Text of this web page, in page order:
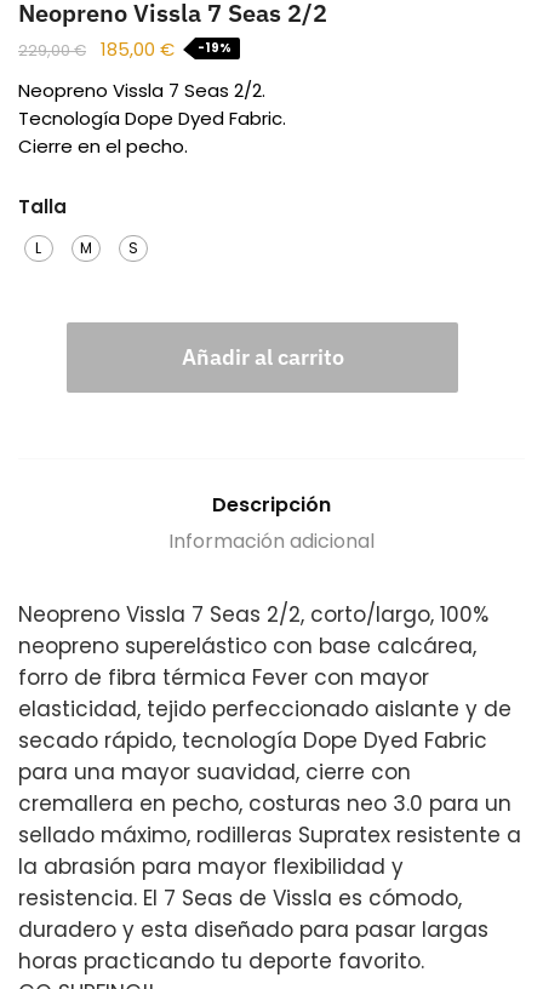
Neopreno Vissla 7 Seas 2/2
229,00€ 185,00 € -19%
Neopreno Vissla 7 Seas 2/2.
Tecnología Dope Dyed Fabric.
Cierre en el pecho.
Talla
L M S
Añadir al carrito
Descripción
Información adicional
Neopreno Vissla 7 Seas 2/2, corto/largo, 100%
neopreno superelástico con base calcárea,
forro de fibra térmica Fever con mayor
elasticidad, tejido perfeccionado aislante y de
secado rápido, tecnología Dope Dyed Fabric
para una mayor suavidad, cierre con
cremallera en pecho, costuras neo 3.0 para un
sellado máximo, rodilleras Supratex resistente a
la abrasión para mayor flexibilidad y
resistencia. El 7 Seas de Vissla es cómodo,
duradero y esta diseñado para pasar largas
horas practicando tu deporte favorito.